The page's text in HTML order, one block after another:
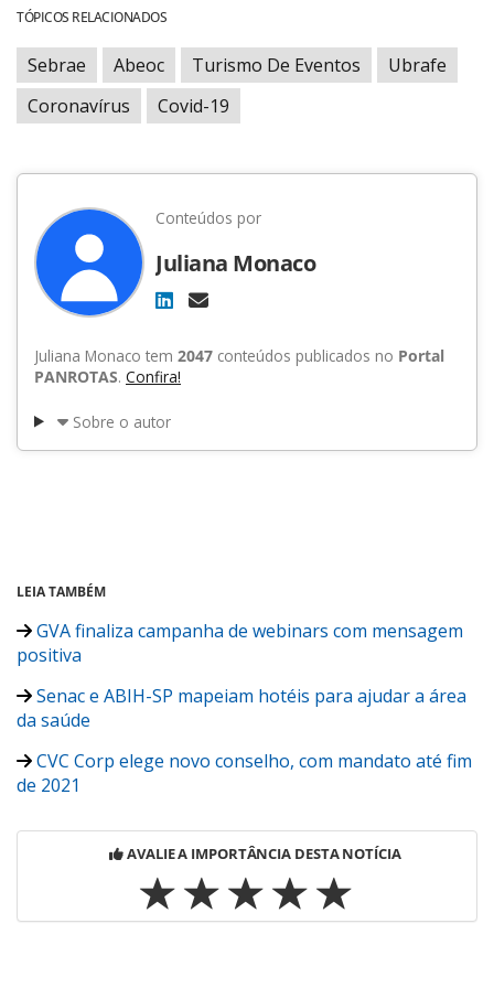
TÓPICOS RELACIONADOS
Sebrae Abeoc Turismo De Eventos
Ubrafe
Coronavírus
Covid-19
Conteúdos por
Juliana Monaco
Juliana Monaco tem 2047 conteúdos publicados no Portal
PANROTAS. Confira!
Sobre o autor
LEIA TAMBÉM
GVA finaliza campanha de webinars com mensagem
positiva
Senac e ABIH-SP mapeiam hotéis para ajudar a área
da saúde
CVC Corp elege novo conselho, com mandato até fim
de 2021
AVALIE A IMPORTÂNCIA DESTA NOTÍCIA